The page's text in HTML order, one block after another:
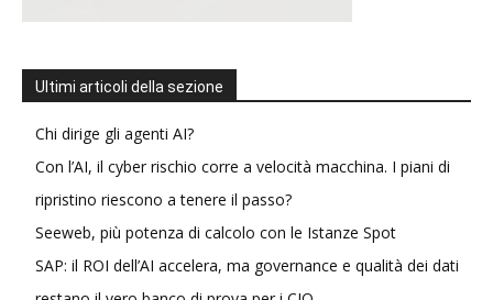
Ultimi articoli della sezione
Chi dirige gli agenti AI?
Con l’AI, il cyber rischio corre a velocità macchina. I piani di
ripristino riescono a tenere il passo?
Seeweb, più potenza di calcolo con le Istanze Spot
SAP: il ROI dell’AI accelera, ma governance e qualità dei dati